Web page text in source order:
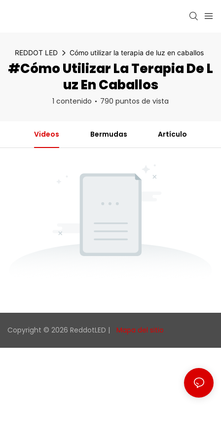
REDDOT LED Cómo utilizar la terapia de luz en caballos
#Cómo Utilizar La Terapia De L
Uz En Caballos
1 contenido 790 puntos de vista
Videos Bermudas Artículo
Copyright © 2026 ReddotLED | Mapa del sitio